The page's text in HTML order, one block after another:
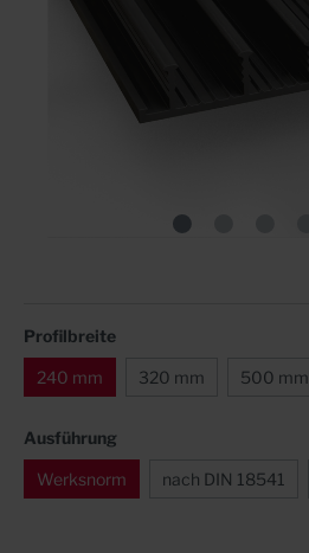
Profilbreite
240 mm 320 mm 500 mm
Ausführung
Werksnorm nach DIN 18541